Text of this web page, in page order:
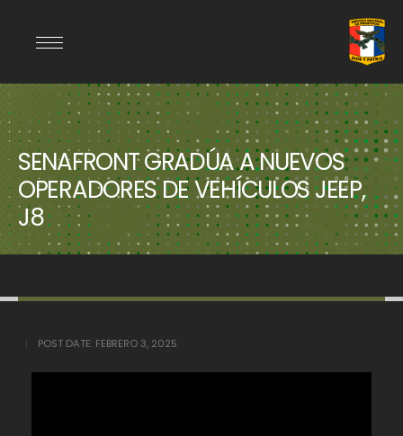
SENAFRONT GRADÚA A NUEVOS
OPERADORES DE VEHÍCULOS JEEP,
J8
POST DATE: FEBRERO 3, 2025